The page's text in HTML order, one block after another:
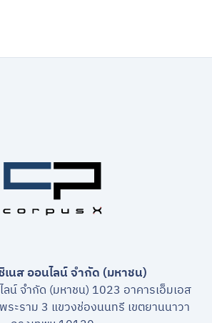
นส ออนไลน์ จำกัด (มหาชน)
น์ จำกัด (มหาชน) 1023 อาคารเอ็มเอส
ะราม 3 แขวงช่องนนทรี เขตยานนาวา